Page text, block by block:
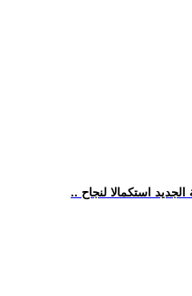
استكمالا لنجاح